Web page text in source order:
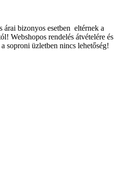
árai bizonyos esetben eltérnek a
Webshopos rendelés átvételére és
soproni üzletben nincs lehetőség!